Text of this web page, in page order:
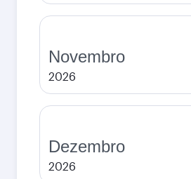
Novembro
2026
Dezembro
2026